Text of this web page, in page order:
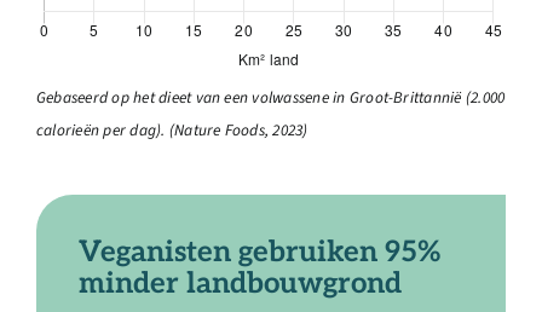
Gebaseerd op het dieet van een volwassene in Groot-Brittannië (2.000
calorieën per dag). (Nature Foods, 2023)
Veganisten gebruiken 95%
minder landbouwgrond